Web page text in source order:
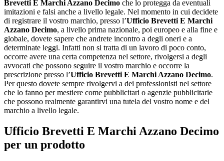
Brevetti E Marchi Azzano Decimo che lo protegga da eventuali
imitazioni e falsi anche a livello legale. Nel momento in cui decidete
di registrare il vostro marchio, presso l’Ufficio Brevetti E Marchi
Azzano Decimo, a livello prima nazionale, poi europeo e alla fine e
globale, dovete sapere che andrete incontro a degli oneri e a
determinate leggi. Infatti non si tratta di un lavoro di poco conto,
occorre avere una certa competenza nel settore, rivolgersi a degli
avvocati che possono seguire il vostro marchio e occorre la
prescrizione presso l’Ufficio Brevetti E Marchi Azzano Decimo.
Per questo dovete sempre rivolgervi a dei professionisti nel settore
che lo fanno per mestiere come pubblicitari o agenzie pubblicitarie
che possono realmente garantirvi una tutela del vostro nome e del
marchio a livello legale.
Ufficio Brevetti E Marchi Azzano Decimo
per un prodotto